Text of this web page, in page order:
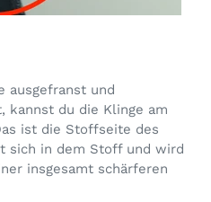
ausgefranst und
kannst du die Klinge am
ist die Stoffseite des
sich in dem Stoff und wird
insgesamt schärferen